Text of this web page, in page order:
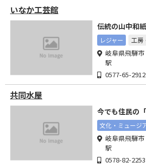
いなか工芸館
伝統の山中和
レジャー 工房
岐阜県飛騨
駅
0577-65-2912
共同水屋
今でも住民の
文化・ミュージ
岐阜県飛騨
駅
0578-82-2253